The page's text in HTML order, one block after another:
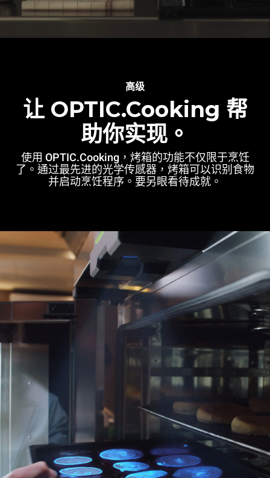
高级
让 OPTIC.Cooking 帮
助你实现。
使用 OPTIC.Cooking，烤箱的功能不仅限于烹饪
了。通过最先进的光学传感器，烤箱可以识别食物
并启动烹饪程序。要另眼看待成就。